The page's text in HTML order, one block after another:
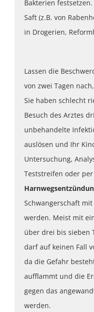
Bakterien
Saft (z.B. von
in Drogerien,
Lassen die
von zwei Tagen
Sie haben schlecht
Besuch des Arztes
unbehandelte
auslösen und Ihr
Untersuchung,
Teststreifen oder
Schwangerschaft
werden. Meist mit
über drei bis sieben
darf auf keinen Fall
da die Gefahr
aufflammt und die
gegen das
werden.